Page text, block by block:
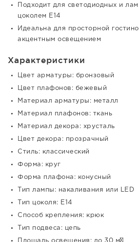
Подходит для светодиодных и
цоколем E14
Идеальна для просторной
акцентным освещением
Характеристики
Цвет арматуры: бронзовый
Цвет плафонов: бежевый
Материал арматуры: металл
Материал плафонов: ткань
Материал декора: хрусталь
Цвет декора: прозрачный
Стиль: классический
Форма: круг
Форма плафона: конусный
Тип лампы: накаливания или LED
Тип цоколя: E14
Способ крепления: крюк
Тип подвеса: цепь
Площадь освещения: до 30 м²